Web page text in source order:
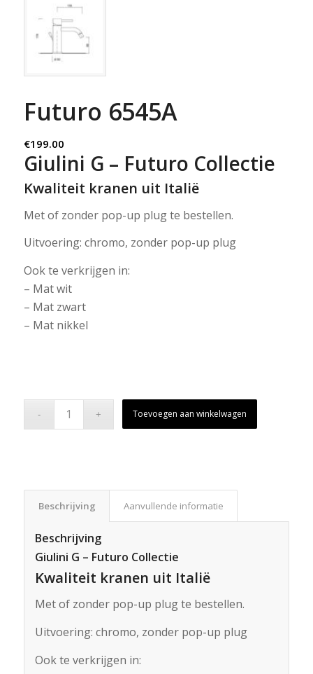
Futuro 6545A
€199.00
Giulini G – Futuro Collectie
Kwaliteit kranen uit Italië
Met of zonder pop-up plug te bestellen.
Uitvoering: chromo, zonder pop-up plug
Ook te verkrijgen in:
– Mat wit
– Mat zwart
– Mat nikkel
Toevoegen aan winkelwagen
Beschrijving Aanvullende informatie
Beschrijving
Giulini G – Futuro Collectie
Kwaliteit kranen uit Italië
Met of zonder pop-up plug te bestellen.
Uitvoering: chromo, zonder pop-up plug
Ook te verkrijgen in: